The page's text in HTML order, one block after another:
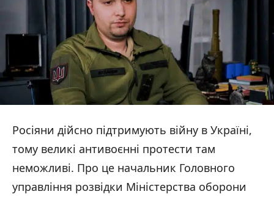
Росіяни дійсно підтримують війну в Україні,
тому великі антивоєнні протести там
неможливі. Про це начальник Головного
управління розвідки Міністерства оборони